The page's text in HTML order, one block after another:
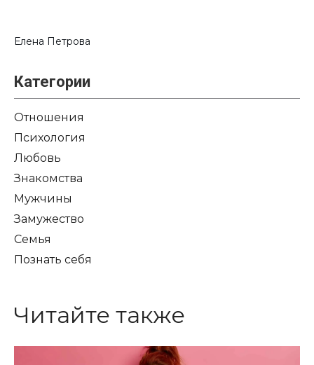
Елена Петрова
Категории
Отношения
Психология
Любовь
Знакомства
Мужчины
Замужество
Семья
Познать себя
Читайте также